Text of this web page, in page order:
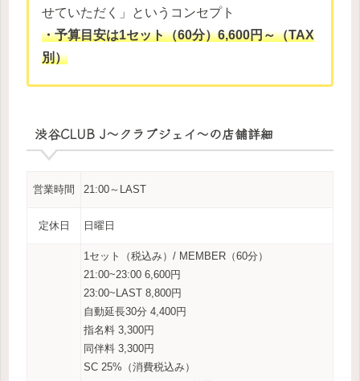
せていただく」というコンセプト
・予算目安は1セット（60分）6,600円～（TAX
別）
渋谷CLUB J～クラブジェイ～の店舗詳細
営業時間 21:00～LAST
定休日 日曜日
1セット（税込み）/ MEMBER（60分）
21:00~23:00 6,600円
23:00~LAST 8,800円
自動延長30分 4,400円
指名料 3,300円
同伴料 3,300円
SC 25%（消費税込み）